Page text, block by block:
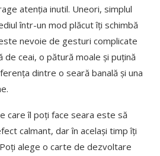
atenția inutil. Uneori, simplul
într-un mod plăcut îți schimbă
nevoie de gesturi complicate
de ceai, o pătură moale și puțină
dintre o seară banală și una
care îl poți face seara este să
calmant, dar în același timp îți
alege o carte de dezvoltare